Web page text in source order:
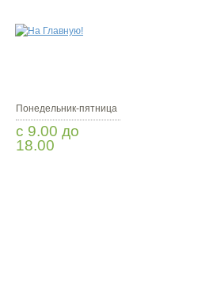
Понедельник-пятница
с 9.00 до
18.00